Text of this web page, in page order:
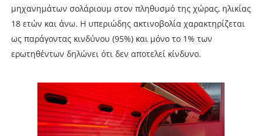
μηχανημάτων σολάριουμ στον πληθυσμό της χώρας, ηλικίας
18 ετών και άνω. Η υπεριώδης ακτινοβολία χαρακτηρίζεται
ως παράγοντας κινδύνου (95%) και μόνο το 1% των
ερωτηθέντων δηλώνει ότι δεν αποτελεί κίνδυνο.